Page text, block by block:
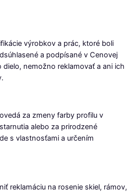
výrobkov a prác, ktoré boli
a podpísané v Cenovej
dielo, nemožno reklamovať a ani ich
za zmeny farby profilu v
alebo za prirodzené
s vlastnosťami a určením
reklamáciu na rosenie skiel, rámov,